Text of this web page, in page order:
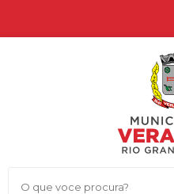
O que voce procura?